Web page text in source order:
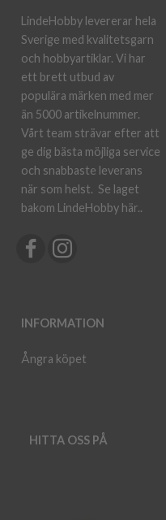
LindeHobby levererar hela
Sverige med kvalitetsgarn
och hobbyartiklar. Vi har
ett brett utbud av
populära märken med mer
än 5000 artikelnummer.
Vårt team strävar efter att
ge dig bästa möjliga service
och snabbaste leverans
när som helst. Se laget
bakom LindeHobby här..
INFORMATION
Ångra köpet
HITTA OSS PÅ